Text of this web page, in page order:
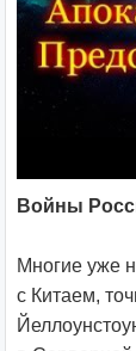
Войны
Многие уже
с Китаем,